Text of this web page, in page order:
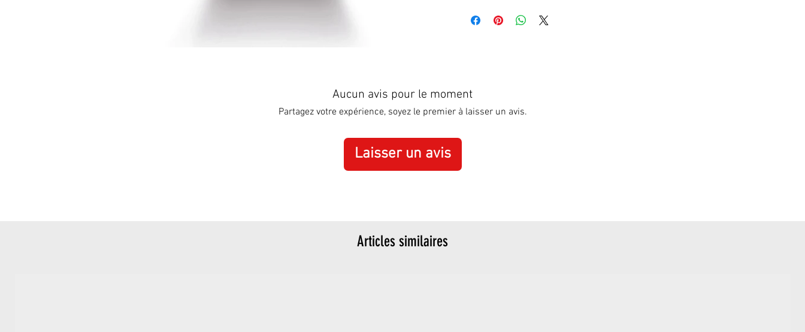
Aucun avis pour le moment
Partagez votre expérience, soyez le premier à laisser un avis.
Laisser un avis
Articles similaires